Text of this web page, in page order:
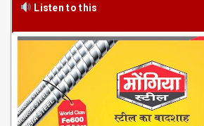
Listen to this